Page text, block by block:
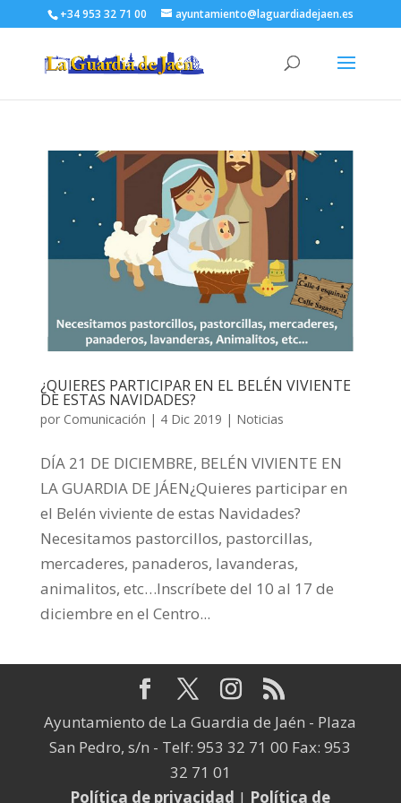
+34 953 32 71 00 ayuntamiento@laguardiadejaen.es
¿QUIERES PARTICIPAR EN EL BELÉN VIVIENTE
DE ESTAS NAVIDADES?
por Comunicación | 4 Dic 2019 | Noticias
DÍA 21 DE DICIEMBRE, BELÉN VIVIENTE EN
LA GUARDIA DE JÁEN¿Quieres participar en
el Belén viviente de estas Navidades?
Necesitamos pastorcillos, pastorcillas,
mercaderes, panaderos, lavanderas,
animalitos, etc…Inscríbete del 10 al 17 de
diciembre en el Centro...
Ayuntamiento de La Guardia de Jaén - Plaza
San Pedro, s/n - Telf: 953 32 71 00 Fax: 953
32 71 01
Política de privacidad | Política de